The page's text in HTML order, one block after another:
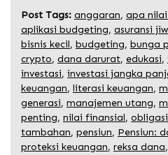
Post Tags: anggaran, apa
aplikasi budgeting, asuransi
bisnis kecil, budgeting, bunga
crypto, dana darurat, edukasi,
investasi, investasi jangka
keuangan, literasi keuangan,
generasi, manajemen utang,
penting, nilai finansial, obligasi
tambahan, pensiun, Pensiun:
proteksi keuangan, reksa dana,